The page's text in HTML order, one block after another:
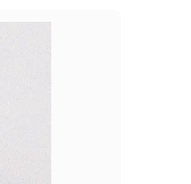
کارگاه نیدل پانچ